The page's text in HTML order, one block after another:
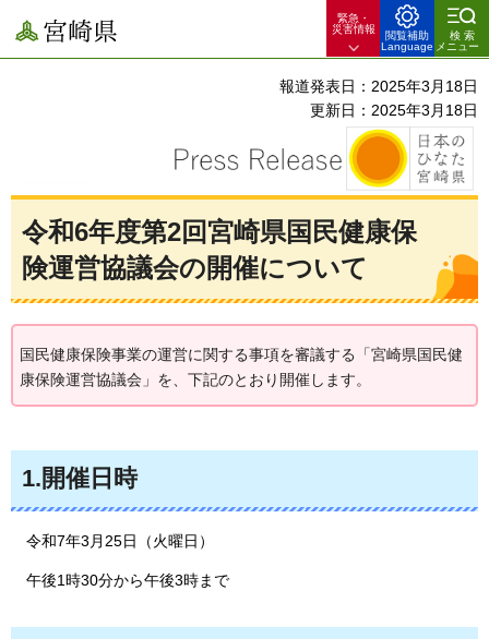
宮崎県
緊急・
災害情報
閲覧補助
Language
検索
メニュー
報道発表日：2025年3月18日
更新日：2025年3月18日
令和6年度第2回宮崎県国民健康保
険運営協議会の開催について
国民健康保険事業の運営に関する事項を審議する「宮崎県国民健
康保険運営協議会」を、下記のとおり開催します。
1.開催日時
令和7年3月25日（火曜日）
午後1時30分から午後3時まで